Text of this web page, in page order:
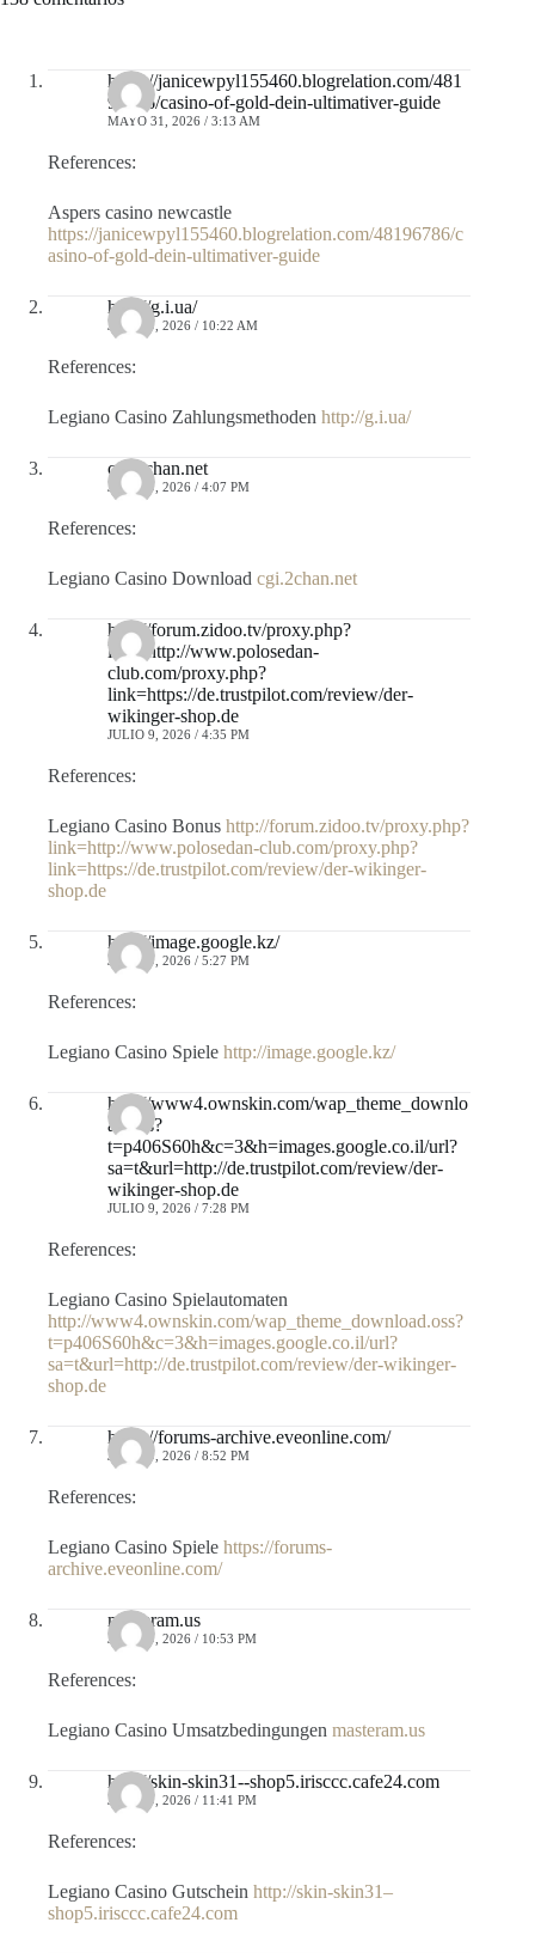
https://janicewpyl155460.blogrelation.com/481
96786/casino-of-gold-dein-ultimativer-guide
MAYO 31, 2026 / 3:13 AM
References:
Aspers casino newcastle
https://janicewpyl155460.blogrelation.com/48196786/c
asino-of-gold-dein-ultimativer-guide
http://g.i.ua/
JULIO 9, 2026 / 10:22 AM
References:
Legiano Casino Zahlungsmethoden http://g.i.ua/
cgi.2chan.net
JULIO 9, 2026 / 4:07 PM
References:
Legiano Casino Download cgi.2chan.net
http://forum.zidoo.tv/proxy.php?
link=http://www.polosedan-
club.com/proxy.php?
link=https://de.trustpilot.com/review/der-
wikinger-shop.de
JULIO 9, 2026 / 4:35 PM
References:
Legiano Casino Bonus http://forum.zidoo.tv/proxy.php?
link=http://www.polosedan-club.com/proxy.php?
link=https://de.trustpilot.com/review/der-wikinger-
shop.de
http://image.google.kz/
JULIO 9, 2026 / 5:27 PM
References:
Legiano Casino Spiele http://image.google.kz/
http://www4.ownskin.com/wap_theme_downlo
ad.oss?
t=p406S60h&c=3&h=images.google.co.il/url?
sa=t&url=http://de.trustpilot.com/review/der-
wikinger-shop.de
JULIO 9, 2026 / 7:28 PM
References:
Legiano Casino Spielautomaten
http://www4.ownskin.com/wap_theme_download.oss?
t=p406S60h&c=3&h=images.google.co.il/url?
sa=t&url=http://de.trustpilot.com/review/der-wikinger-
shop.de
https://forums-archive.eveonline.com/
JULIO 9, 2026 / 8:52 PM
References:
Legiano Casino Spiele https://forums-
archive.eveonline.com/
masteram.us
JULIO 9, 2026 / 10:53 PM
References:
Legiano Casino Umsatzbedingungen masteram.us
http://skin-skin31--shop5.irisccc.cafe24.com
JULIO 9, 2026 / 11:41 PM
References:
Legiano Casino Gutschein http://skin-skin31–
shop5.irisccc.cafe24.com